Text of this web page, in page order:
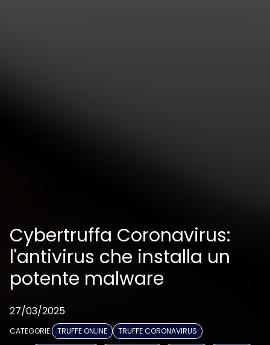
Cybertruffa Coronavirus:
l'antivirus che installa un
potente malware
27/03/2025
CATEGORIE: TRUFFE ONLINE
TRUFFE CORONAVIRUS